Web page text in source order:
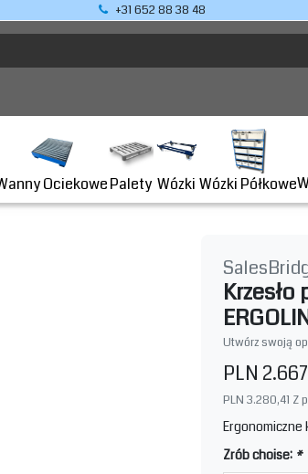
+31 652 88 38 48
OciekowePalety Wózki Wózki Półkowe
Utwórz swoją
PLN
PLN 3.280,41 Z
Ergonomiczne
Zrób choise: *